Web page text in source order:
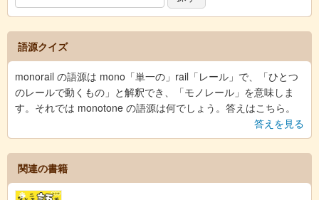
語源クイズ
monorail の語源は mono「単一の」rail「レール」で、「ひとつ
のレールで動くもの」と解釈でき、「モノレール」を意味しま
す。それでは monotone の語源は何でしょう。答えはこちら。
答えを見る
関連の書籍